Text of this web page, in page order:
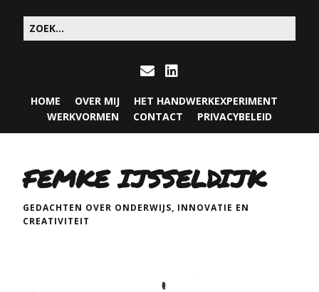
HOME OVER MIJ
HET HANDWERKEXPERIMENT
WERKVORMEN
CONTACT PRIVACYBELEID
FEMKE IJSSELDIJK
GEDACHTEN OVER ONDERWIJS, INNOVATIE EN
CREATIVITEIT